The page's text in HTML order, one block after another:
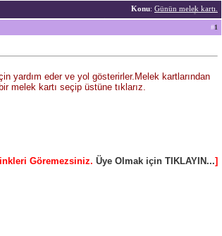
Konu: Günün melek kartı.
#1
yardım eder ve yol gösterirler.Melek kartlarından
melek kartı seçip üstüne tıklarız.
Göremezsiniz. Üye Olmak için TIKLAYIN...]